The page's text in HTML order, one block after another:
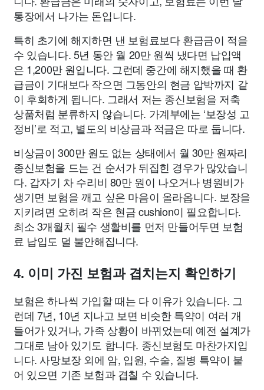
통장에서 나가는 돈입니다.
특히 초기에 해지하면 낸 보험료보다 환급금이 적을
수 있습니다. 5년 동안 월 20만 원씩 냈다면 납입액
은 1,200만 원입니다. 그런데 중간에 해지했을 때 환
급금이 기대보다 작으면 그동안의 현금 압박까지 같
이 후회하게 됩니다. 그래서 저는 종신보험을 저축
상품처럼 분류하지 않습니다. 가계부에는 ‘보장성 고
정비’로 적고, 별도의 비상금과 적금은 따로 둡니다.
비상금이 300만 원도 없는 상태에서 월 30만 원짜리
종신보험을 드는 건 순서가 뒤집힌 경우가 많았습니
다. 갑자기 차 수리비 80만 원이 나오거나 병원비가
생기면 보험을 깨고 싶은 마음이 올라옵니다. 보장을
지키려면 오히려 작은 현금 cushion이 필요합니다.
최소 3개월치 필수 생활비를 먼저 만들어두면 보험
료 납입도 덜 불안해집니다.
4. 이미 가진 보험과 겹치는지 확인하기
보험은 하나씩 가입할 때는 다 이유가 있습니다. 그
런데 7년, 10년 지나고 보면 비슷한 특약이 여러 개
들어가 있거나, 가족 상황이 바뀌었는데 예전 설계가
그대로 남아 있기도 합니다. 종신보험도 마찬가지입
니다. 사망보장 외에 암, 입원, 수술, 질병 특약이 붙
어 있으면 기존 보험과 겹칠 수 있습니다.